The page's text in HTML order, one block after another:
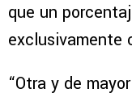
que un
exclusivamente
“Otra y de